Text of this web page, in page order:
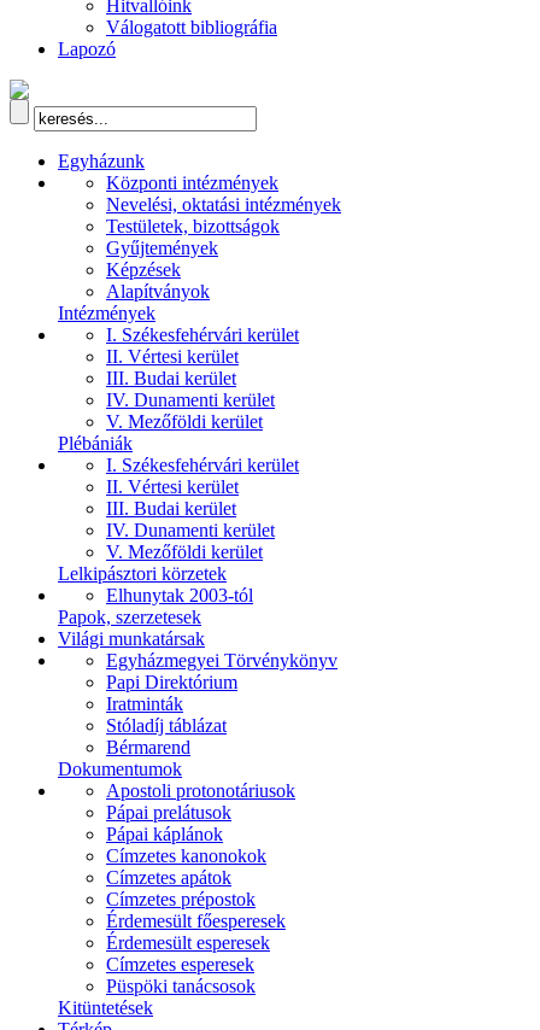
Hitvallóink
Válogatott bibliográfia
Lapozó
Egyházunk
Központi intézmények
Nevelési, oktatási intézmények
Testületek, bizottságok
Gyűjtemények
Képzések
Alapítványok
Intézmények
I. Székesfehérvári kerület
II. Vértesi kerület
III. Budai kerület
IV. Dunamenti kerület
V. Mezőföldi kerület
Plébániák
I. Székesfehérvári kerület
II. Vértesi kerület
III. Budai kerület
IV. Dunamenti kerület
V. Mezőföldi kerület
Lelkipásztori körzetek
Elhunytak 2003-tól
Papok, szerzetesek
Világi munkatársak
Egyházmegyei Törvénykönyv
Papi Direktórium
Iratminták
Stóladíj táblázat
Bérmarend
Dokumentumok
Apostoli protonotáriusok
Pápai prelátusok
Pápai káplánok
Címzetes kanonokok
Címzetes apátok
Címzetes prépostok
Érdemesült főesperesek
Érdemesült esperesek
Címzetes esperesek
Püspöki tanácsosok
Kitüntetések